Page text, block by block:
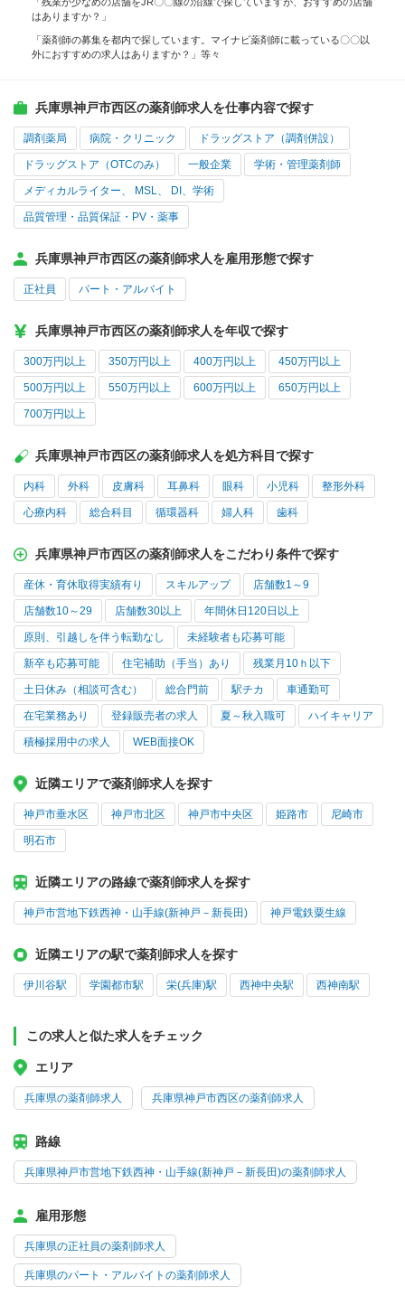
はありますか？」
「薬剤師の募集を都内で探しています。マイナビ薬剤師に載っている〇〇以
外におすすめの求人はありますか？」等々
兵庫県神戸市西区の薬剤師求人を仕事内容で探す
調剤薬局 病院・クリニック ドラッグストア（調剤併設）
ドラッグストア（OTCのみ） 一般企業 学術・管理薬剤師
メディカルライター、 MSL、 DI、学術
品質管理・品質保証・PV・薬事
兵庫県神戸市西区の薬剤師求人を雇用形態で探す
正社員 パート・アルバイト
兵庫県神戸市西区の薬剤師求人を年収で探す
300万円以上 350万円以上 400万円以上 450万円以上
500万円以上 550万円以上 600万円以上 650万円以上
700万円以上
兵庫県神戸市西区の薬剤師求人を処方科目で探す
内科 外科 皮膚科 耳鼻科 眼科 小児科 整形外科
心療内科 総合科目 循環器科 婦人科 歯科
兵庫県神戸市西区の薬剤師求人をこだわり条件で探す
産休・育休取得実績有り スキルアップ 店舗数1～9
店舗数10～29 店舗数30以上 年間休日120日以上
原則、引越しを伴う転勤なし 未経験者も応募可能
新卒も応募可能 住宅補助（手当）あり 残業月10ｈ以下
土日休み（相談可含む） 総合門前 駅チカ 車通勤可
在宅業務あり 登録販売者の求人 夏～秋入職可 ハイキャリア
積極採用中の求人 WEB面接OK
近隣エリアで薬剤師求人を探す
神戸市垂水区 神戸市北区 神戸市中央区 姫路市 尼崎市
明石市
近隣エリアの路線で薬剤師求人を探す
神戸市営地下鉄西神・山手線(新神戸－新長田) 神戸電鉄粟生線
近隣エリアの駅で薬剤師求人を探す
伊川谷駅 学園都市駅 栄(兵庫)駅 西神中央駅 西神南駅
この求人と似た求人をチェック
エリア
兵庫県の薬剤師求人 兵庫県神戸市西区の薬剤師求人
路線
兵庫県神戸市営地下鉄西神・山手線(新神戸－新長田)の薬剤師求人
雇用形態
兵庫県の正社員の薬剤師求人
兵庫県のパート・アルバイトの薬剤師求人